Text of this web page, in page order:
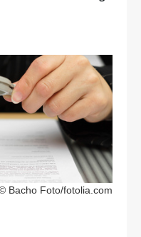
Bacho Foto/fotolia.com